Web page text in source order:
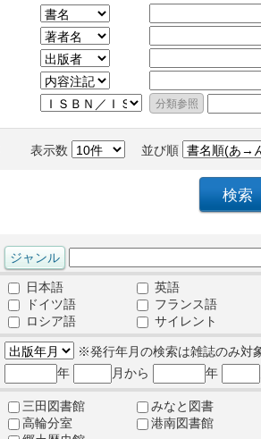
表示数 並び順
日本語
英語
ドイツ語
フランス語
ロシア語
サイレント
※発行年月の検索は雑誌のみ対
年
月から 年
三田図書館
みなと図書
高輪分室
港南図書館